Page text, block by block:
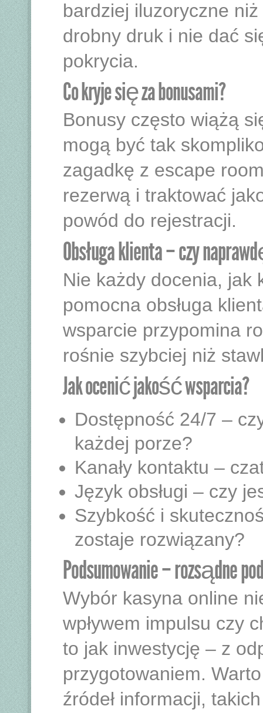
bardziej iluzoryczne
drobny druk i nie dać
pokrycia.
Co kryje się za bonusami?
Bonusy często wiążą
mogą być tak
zagadkę z escape
rezerwą i traktować
powód do rejestracji.
Obsługa klienta – czy
Nie każdy docenia, jak
pomocna obsługa
wsparcie przypomina
rośnie szybciej niż
Jak ocenić jakość wsparcia?
Dostępność 24/7 –
każdej porze?
Kanały kontaktu –
Język obsługi – czy
Szybkość i
zostaje rozwiązany?
Podsumowanie – rozsądne
Wybór kasyna online
wpływem impulsu czy
to jak inwestycję – z
przygotowaniem.
źródeł informacji,